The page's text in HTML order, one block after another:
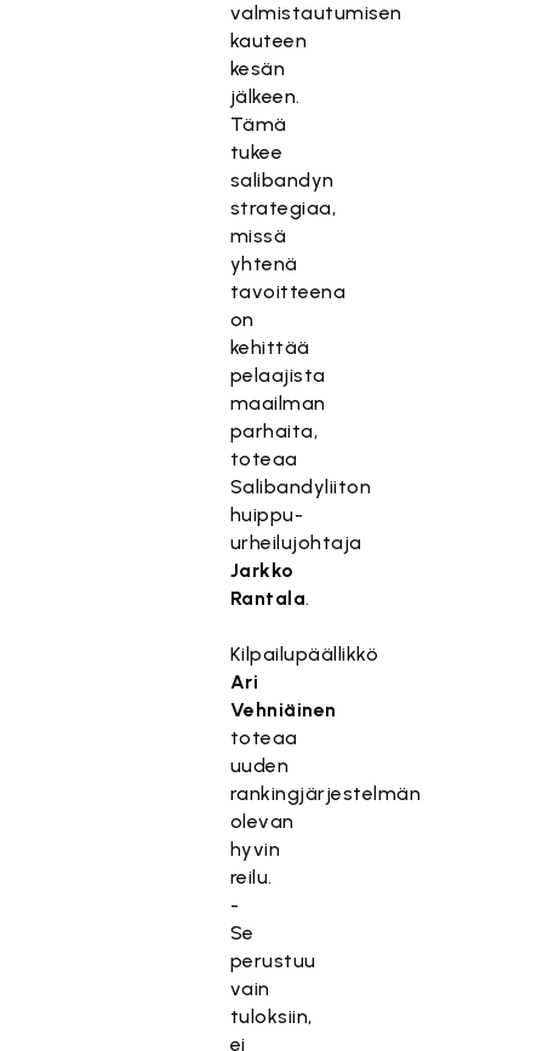
valmistautumisen
kauteen
kesän
jälkeen.
Tämä
tukee
salibandyn
strategiaa,
missä
yhtenä
tavoitteena
on
kehittää
pelaajista
maailman
parhaita,
toteaa
Salibandyliiton
huippu-
urheilujohtaja
Jarkko
Rantala.
Kilpailupäällikkö
Ari
Vehniäinen
toteaa
uuden
rankingjärjestelmän
olevan
hyvin
reilu.
-
Se
perustuu
vain
tuloksiin,
ei